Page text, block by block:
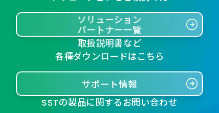
ソリューション
パートナー一覧
取扱説明書など
各種ダウンロードはこちら
サポート情報
SSTの製品に関するお問い合わせ